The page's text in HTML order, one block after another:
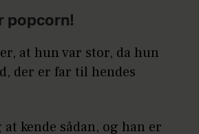
popcorn!
at hun var stor, da hun
der er far til hendes
kende sådan, og han er